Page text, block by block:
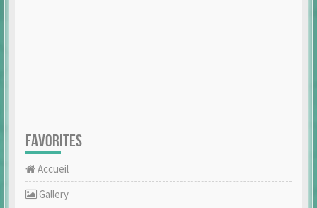
FAVORITES
Accueil
Gallery